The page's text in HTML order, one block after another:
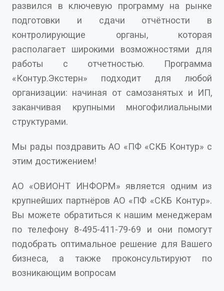
развился в ключевую программу на рынке
подготовки и сдачи отчётности в
контролирующие органы, которая
располагает широкими возможностями для
работы с отчетностью. Программа
«Контур.Экстерн» подходит для любой
организации: начиная от самозанятых и ИП,
заканчивая крупными многофилиальными
структурами.
Мы рады поздравить АО «ПФ «СКБ Контур» с
этим достижением!
АО «ОВИОНТ ИНФОРМ» является одним из
крупнейших партнёров АО «ПФ «СКБ Контур».
Вы можете обратиться к нашим менеджерам
по телефону 8-495-411-79-69 и они помогут
подобрать оптимальное решение для Вашего
бизнеса, а также проконсультируют по
возникающим вопросам